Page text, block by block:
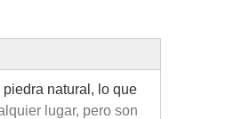
natural, lo que
lugar, pero son